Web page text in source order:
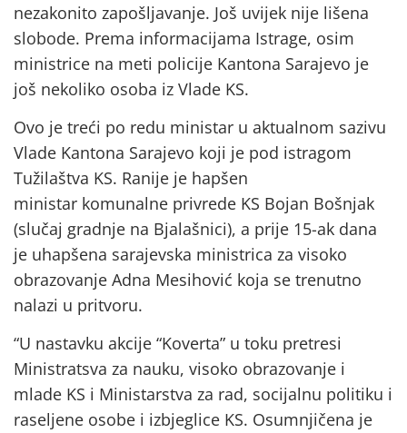
nezakonito zapošljavanje. Još uvijek nije lišena
slobode. Prema informacijama Istrage, osim
ministrice na meti policije Kantona Sarajevo je
još nekoliko osoba iz Vlade KS.
Ovo je treći po redu ministar u aktualnom sazivu
Vlade Kantona Sarajevo koji je pod istragom
Tužilaštva KS. Ranije je hapšen
ministar komunalne privrede KS Bojan Bošnjak
(slučaj gradnje na Bjalašnici), a prije 15-ak dana
je uhapšena sarajevska ministrica za visoko
obrazovanje Adna Mesihović koja se trenutno
nalazi u pritvoru.
“U nastavku akcije “Koverta” u toku pretresi
Ministratsva za nauku, visoko obrazovanje i
mlade KS i Ministarstva za rad, socijalnu politiku i
raseljene osobe i izbjeglice KS. Osumnjičena je